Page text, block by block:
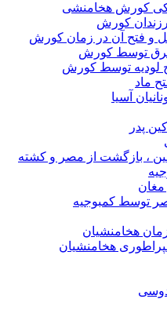
کورش هخامنشی
کورش
و فتح آن در زمان کورش
توسط کورش
لودیه توسط کورش
ماد
آسیا
پدر
، بازگشت از مصر و کشته
مغان
توسط کمبوجیه
هخامنشیان
هخامنشیان